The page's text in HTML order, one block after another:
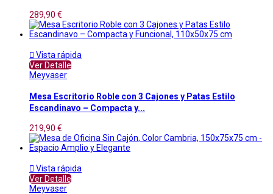
289,90 €
 Vista rápida
Ver Detalle
Meyvaser
Mesa Escritorio Roble con 3 Cajones y Patas Estilo
Escandinavo – Compacta y...
219,90 €
 Vista rápida
Ver Detalle
Meyvaser